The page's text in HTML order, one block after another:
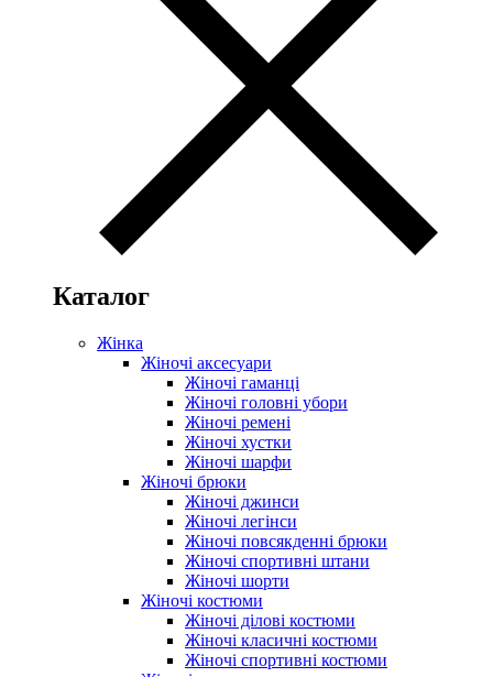
Каталог
Жінка
Жіночі аксесуари
Жіночі гаманці
Жіночі головні убори
Жіночі ремені
Жіночі хустки
Жіночі шарфи
Жіночі брюки
Жіночі джинси
Жіночі легінси
Жіночі повсякденні брюки
Жіночі спортивні штани
Жіночі шорти
Жіночі костюми
Жіночі ділові костюми
Жіночі класичні костюми
Жіночі спортивні костюми